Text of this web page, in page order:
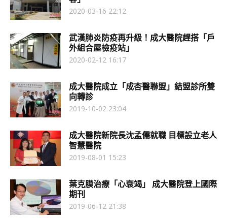
2020-03-16 22:12
武漢肺炎防疫再升級！成大醫院趕搭「戶
外組合屋檢疫站」
2020-02-12 16:17
成大醫院成立「成杏醫聯盟」結盟診所雙
向轉診
2019-10-02 23:04
成大醫院新院長沈孟儒就職 目標設立老人
智慧醫院
2019-08-01 15:23
葉克膜治療「心衰竭」 成大醫院登上國際
期刊
2019-06-12 21:38